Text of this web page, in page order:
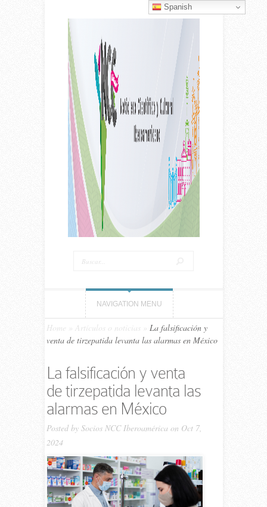
NAVIGATION MENU
Home Artículos o noticias
La falsificación y
venta de tirzepatida levanta las alarmas en México
La falsificación y venta
de tirzepatida levanta las
alarmas en México
Posted by Socios NCC Iberoamérica on Oct 7,
2024
Spanish